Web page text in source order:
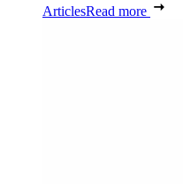
ArticlesRead more